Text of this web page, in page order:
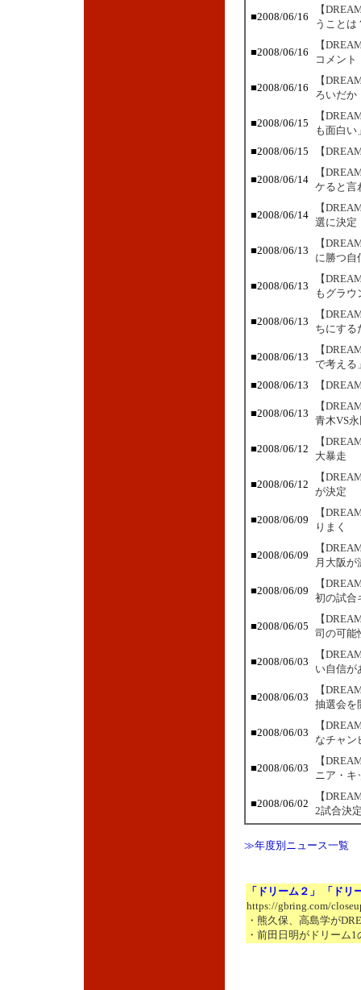
■2008/06/16
【
うことは
■2008/06/16
【
コメント
■2008/06/16
【
ろいだか
■2008/06/15
【
も面白い
■2008/06/15
【
■2008/06/14
【
ケると言
■2008/06/14
【
選に決定
■2008/06/13
【
に勝つ自
■2008/06/13
【
もグラウ
■2008/06/13
【
ちにする
■2008/06/13
【
で考える
■2008/06/13
【
■2008/06/13
【
青木VS
■2008/06/12
【
大暴走
■2008/06/12
【
が決定
■2008/06/09
【
りまく
■2008/06/09
【
月大阪が
■2008/06/09
【
初の試合
■2008/06/05
【
司の可能
■2008/06/03
【
い自信が
■2008/06/03
【
抽選会を
■2008/06/03
【
なチャン
■2008/06/03
【
ニア・キ
■2008/06/02
【
2試合決
≫年度別ニュース一覧
「ドリーム２」 「ドリ
https://gbring.com/
・熊久保、高島学が
・前田日明がドリーム